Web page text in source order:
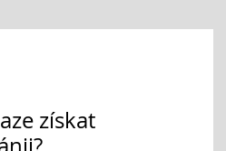
získat